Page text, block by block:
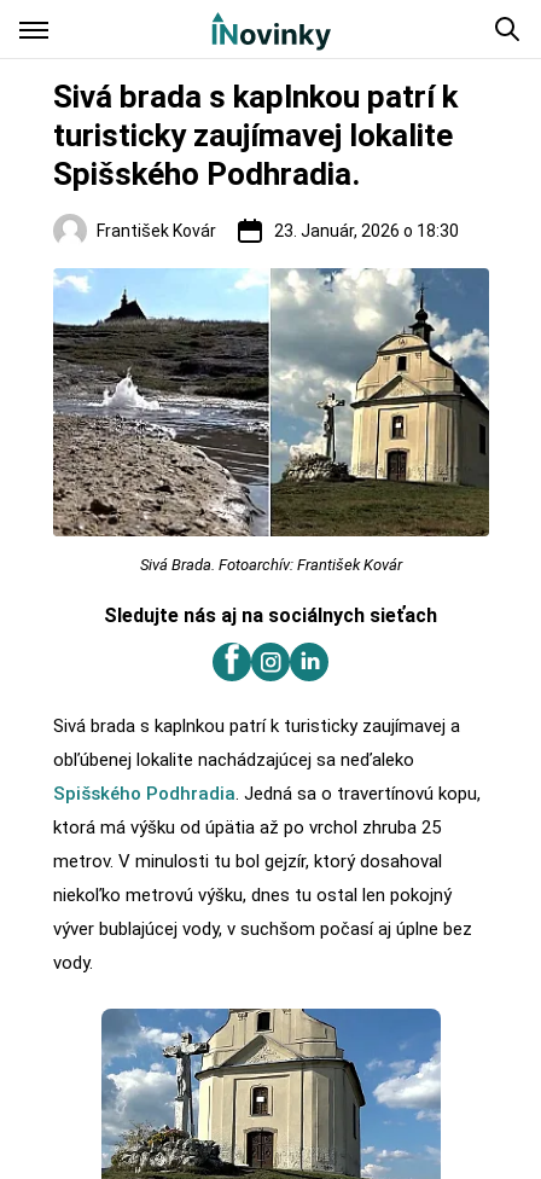
Sivá brada s kaplnkou patrí k
turisticky zaujímavej lokalite
Spišského Podhradia.
František Kovár 23. Január, 2026 o 18:30
Hrady a zámky
Sivá Brada. Fotoarchív: František Kovár
Sledujte nás aj na sociálnych sieťach
Sivá brada s kaplnkou patrí k turisticky zaujímavej a
obľúbenej lokalite nachádzajúcej sa neďaleko
Spišského Podhradia. Jedná sa o travertínovú kopu,
ktorá má výšku od úpätia až po vrchol zhruba 25
metrov. V minulosti tu bol gejzír, ktorý dosahoval
niekoľko metrovú výšku, dnes tu ostal len pokojný
výver bublajúcej vody, v suchšom počasí aj úplne bez
vody.